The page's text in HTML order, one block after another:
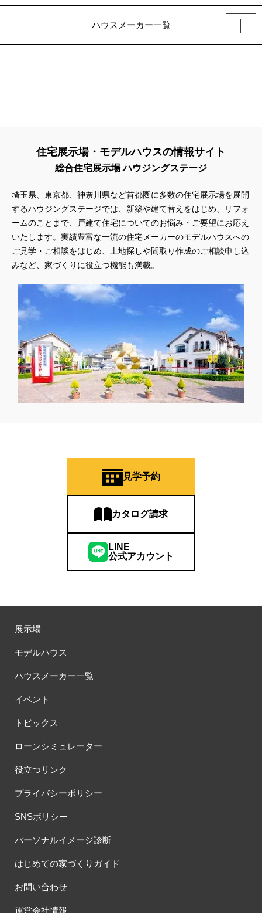
ハウスメーカー一覧
住宅展示場・モデルハウスの情報サイト
総合住宅展示場 ハウジングステージ
埼玉県、東京都、神奈川県など首都圏に多数の住宅展示場を展開
するハウジングステージでは、新築や建て替えをはじめ、リフォ
ームのことまで、戸建て住宅についてのお悩み・ご要望にお応え
いたします。実績豊富な一流の住宅メーカーのモデルハウスへの
ご見学・ご相談をはじめ、土地探しや間取り作成のご相談申し込
みなど、家づくりに役立つ機能も満載。
見学予約
カタログ請求
LINE
公式アカウント
展示場
モデルハウス
ハウスメーカー一覧
イベント
トピックス
ローンシミュレーター
役立つリンク
プライバシーポリシー
SNSポリシー
パーソナルイメージ診断
はじめての家づくりガイド
お問い合わせ
運営会社情報